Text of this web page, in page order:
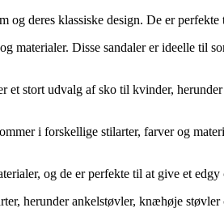
deres klassiske design. De er
Disse sandaler er ideelle til
stort udvalg af sko til kvinder, herunder
i forskellige stilarter, farver og
og de er perfekte til at give et
herunder ankelstøvler, knæhøje